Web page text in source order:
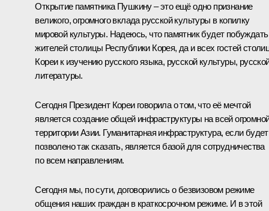
Открытие памятника Пушкину – это ещё одно признание
великого, огромного вклада русской культуры в копилку
мировой культуры. Надеюсь, что памятник будет побуждать
жителей столицы Республики Корея, да и всех гостей
Кореи к изучению русского языка, русской культуры,
литературы.
Сегодня Президент Кореи говорила о том, что её мечтой
является создание общей инфраструктуры на всей
территории Азии. Гуманитарная инфраструктура, если будет
позволено так сказать, является базой для сотрудничества
по всем направлениям.
Сегодня мы, по сути, договорились о безвизовом режиме
общения наших граждан в краткосрочном режиме. И в этой